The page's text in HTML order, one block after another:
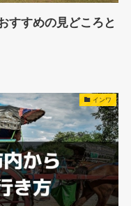
すすめの見どころと
インワ